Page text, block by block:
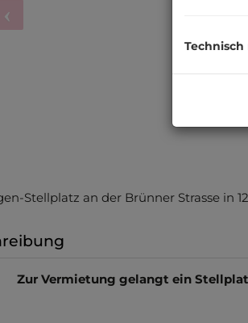
Zur Vermietung gelangt ein